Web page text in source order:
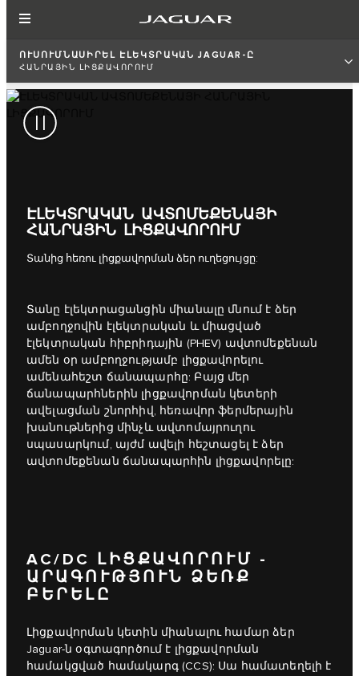
ՈՒՍՈՒՄՆԱՍԻՐԵԼ ԷԼԵԿՏՐԱԿԱՆ JAGUAR-Ը
ՀԱՆՐԱՅԻՆ ԼԻՑՔԱՎՈՐՈՒՄ
ԷԼԵԿՏՐԱԿԱՆ ԱՎՏՈՄԵՔԵՆԱՅԻ
ՀԱՆՐԱՅԻՆ ԼԻՑՔԱՎՈՐՈՒՄ
Տանից հեռու լիցքավորման ձեր ուղեցույցը:
Տանը էլեկտրացանցին միանալը մնում է ձեր
ամբողջովին էլեկտրական և միացված
էլեկտրական հիբրիդային (PHEV) ավտոմեքենան
ամեն օր ամբողջությամբ լիցքավորելու
ամենահեշտ ճանապարհը: Բայց մեր
ճանապարհներին լիցքավորման կետերի
ավելացման շնորհիվ, հեռավոր ֆերմերային
խանութներից մինչև ավտոմայրուղու
սպասարկում, այժմ ավելի հեշտացել է ձեր
ավտոմեքենան ճանապարհին լիցքավորելը:
AC/DC ԼԻՑՔԱՎՈՐՈՒՄ -
ԱՐԱԳՈՒԹՅՈՒՆ ՁԵՌՔ
ԲԵՐԵԼԸ
Լիցքավորման կետին միանալու համար ձեր
Jaguar-ն օգտագործում է լիցքավորման
համակցված համակարգ (CCS): Սա համատեղելի է